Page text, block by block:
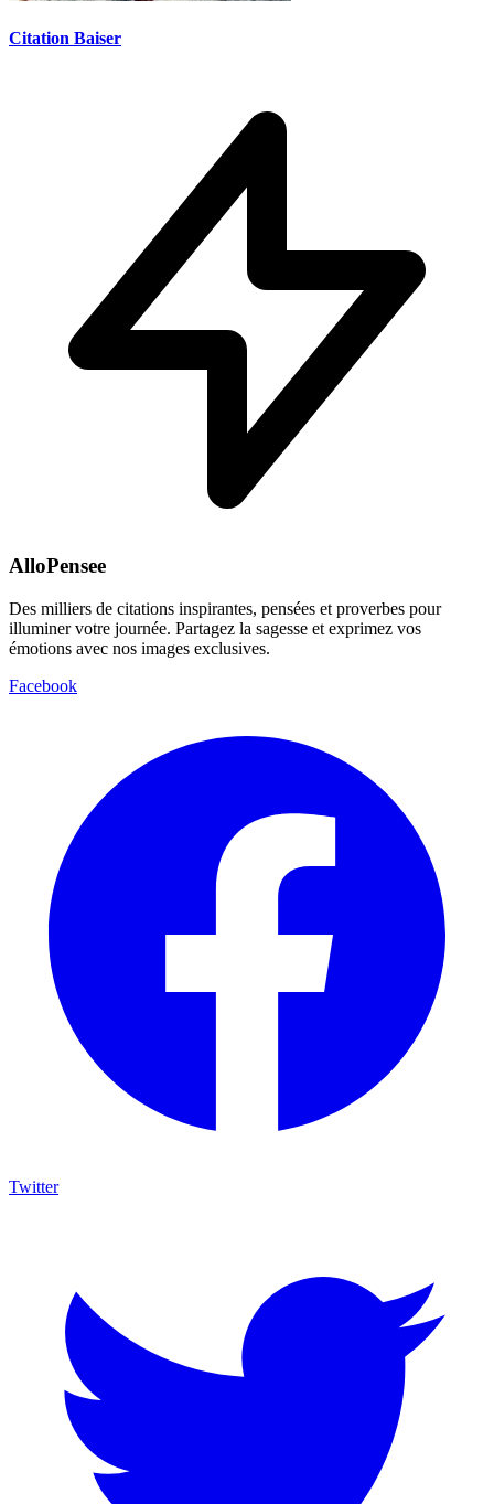
Citation Baiser
AlloPensee
Des milliers de citations inspirantes, pensées et proverbes pour
illuminer votre journée. Partagez la sagesse et exprimez vos
émotions avec nos images exclusives.
Facebook
Twitter